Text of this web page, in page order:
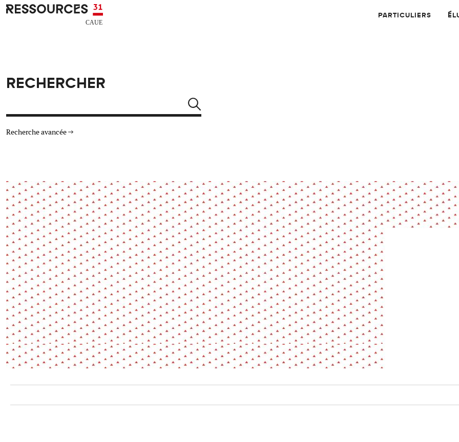
Aller au contenu principal
CAUE RESSOURCES 31 PARTICULIERS
RECHERCHER
Recherche avancée
Architecture
Arts Design
Énergie
Environnement
Habiter
Jeunes
Patrimoine
Paysage
Société
Transition écologique
Urbanisme
Actualité Animation Application Compte-rendu
Dossier
thématique
Expérience Exposition Fiche / Guide Livre Podcast
Revue Revue de presse Vidéo
La